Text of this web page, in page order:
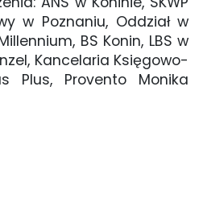
w Poznaniu, Oddział w
BS Konin, LBS w
Kancelaria Księgowo-
Plus, Provento Monika